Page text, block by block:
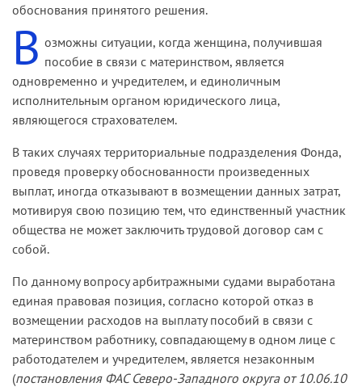
обоснования принятого решения.
В озможны ситуации, когда женщина, получившая
пособие в связи с материнством, является
одновременно и учредителем, и единоличным
исполнительным органом юридического лица,
являющегося страхователем.
В таких случаях территориальные подразделения Фонда,
проведя проверку обоснованности произведенных
выплат, иногда отказывают в возмещении данных затрат,
мотивируя свою позицию тем, что единственный участник
общества не может заключить трудовой договор сам с
собой.
По данному вопросу арбитражными судами выработана
единая правовая позиция, согласно которой отказ в
возмещении расходов на выплату пособий в связи с
материнством работнику, совпадающему в одном лице с
работодателем и учредителем, является незаконным
(постановления ФАС Северо-Западного округа от 10.06.10